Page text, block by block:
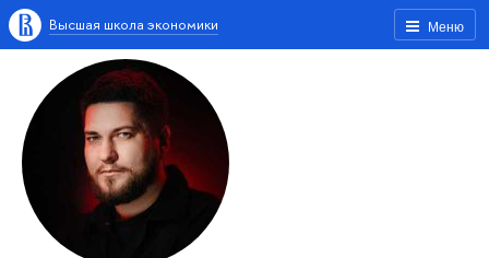
Меню
Высшая школа экономики